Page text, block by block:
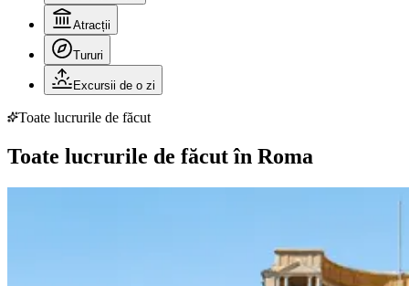
Atracții
Tururi
Excursii de o zi
Toate lucrurile de făcut
Toate lucrurile de făcut în Roma